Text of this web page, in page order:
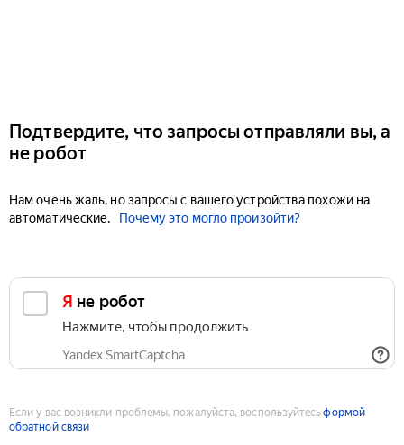
Подтвердите, что запросы отправляли вы, а
не робот
Нам очень жаль, но запросы с вашего устройства похожи на
автоматические.
Почему это могло произойти?
Я не робот
Нажмите, чтобы продолжить
Yandex SmartCaptcha
Если у вас возникли проблемы, пожалуйста, воспользуйтесьформой
обратной связи